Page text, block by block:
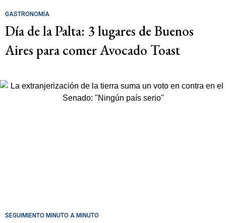
GASTRONOMÍA
Día de la Palta: 3 lugares de Buenos
Aires para comer Avocado Toast
SEGUIMIENTO MINUTO A MINUTO